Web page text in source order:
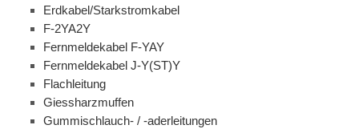
Erdkabel/Starkstromkabel
F-2YA2Y
Fernmeldekabel F-YAY
Fernmeldekabel J-Y(ST)Y
Flachleitung
Giessharzmuffen
Gummischlauch- / -aderleitungen